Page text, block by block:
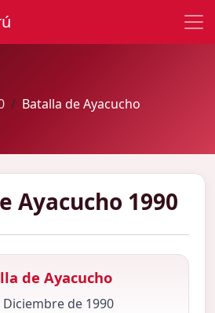
Batalla de Ayacucho
Ayacucho 1990
de Ayacucho
Diciembre de 1990